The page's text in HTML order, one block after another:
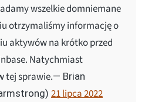
wszelkie domniemane
otrzymaliśmy informację o
aktywów na krótko przed
Natychmiast
tej sprawie.— Brian
21 lipca 2022